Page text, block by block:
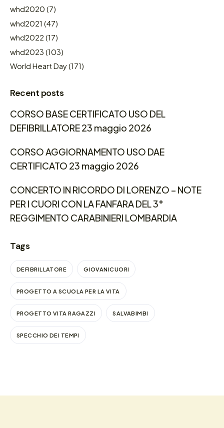
whd2020 (7)
whd2021 (47)
whd2022 (17)
whd2023 (103)
World Heart Day(171)
Recent posts
CORSO BASE CERTIFICATO USO DEL
DEFIBRILLATORE 23 maggio 2026
CORSO AGGIORNAMENTO USO DAE
CERTIFICATO 23 maggio 2026
CONCERTO IN RICORDO DI LORENZO – NOTE
PER I CUORI CON LA FANFARA DEL 3°
REGGIMENTO CARABINIERI LOMBARDIA
Tags
DEFIBRILLATORE GIOVANICUORI
PROGETTO A SCUOLA PER LA VITA
PROGETTO VITA RAGAZZI SALVABIMBI
SPECCHIO DEI TEMPI